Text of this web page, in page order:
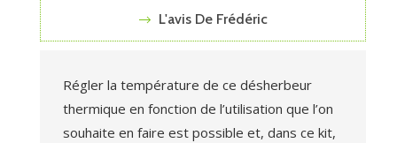
L'avis De Frédéric
Régler la température de ce désherbeur
thermique en fonction de l’utilisation que l’on
souhaite en faire est possible et, dans ce kit,